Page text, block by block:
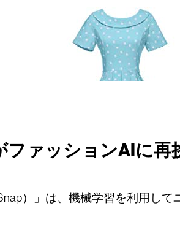
ァッションAIに再
）」は、機械学習を利用し